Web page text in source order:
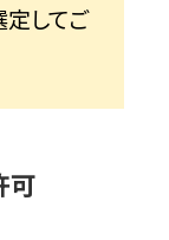
してご
可